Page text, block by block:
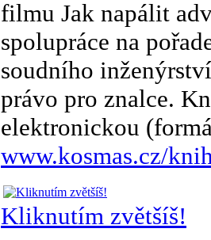
filmu Jak napálit
spolupráce na
soudního
právo pro znalce.
elektronickou
www.kosmas.cz/
Kliknutím zvětšíš!